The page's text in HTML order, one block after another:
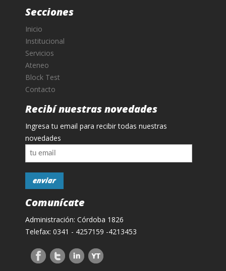
Secciones
Inicio
Institucional
Servicios
Ateneo
Block Test
Contacto
Recibí nuestras novedades
Ingresa tu email para recibir todas nuestras
novedades
Comunícate
Administración: Córdoba 1826
Telefax: 0341 - 4257159 -4213453